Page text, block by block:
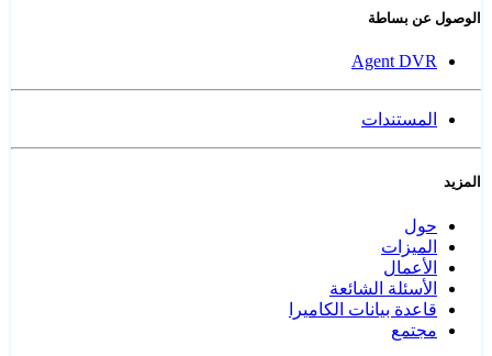
الوصول عن بساطة
Agent DVR
المستندات
المزيد
حول
الميزات
الأعمال
الأسئلة الشائعة
قاعدة بيانات الكاميرا
مجتمع